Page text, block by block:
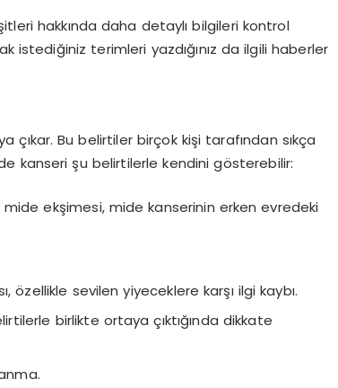
hakkında daha detaylı bilgileri kontrol
terimleri yazdığınız da ilgili haberler
Bu belirtiler birçok kişi tarafından sıkça
kanseri şu belirtilerle kendini gösterebilir:
mide ekşimesi, mide kanserinin erken evredeki
özellikle sevilen yiyeceklere karşı ilgi kaybı.
birlikte ortaya çıktığında dikkate